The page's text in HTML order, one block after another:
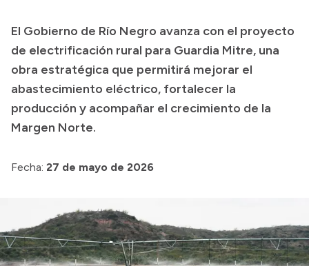
El Gobierno de Río Negro avanza con el proyecto
de electrificación rural para Guardia Mitre, una
obra estratégica que permitirá mejorar el
abastecimiento eléctrico, fortalecer la
producción y acompañar el crecimiento de la
Margen Norte.
Fecha: 27 de mayo de 2026